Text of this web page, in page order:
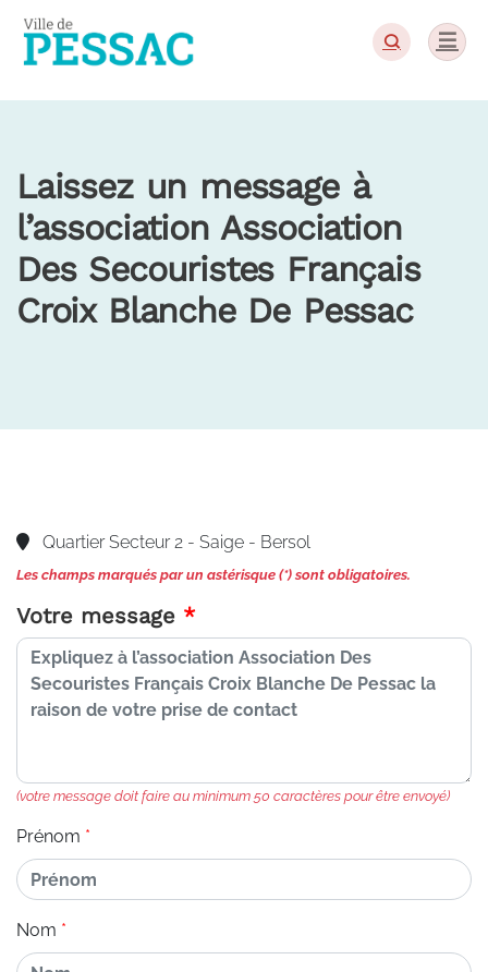
Laissez un message à
l’association Association
Des Secouristes Français
Croix Blanche De Pessac
Quartier Secteur 2 - Saige - Bersol
Les champs marqués par un astérisque (*) sont obligatoires.
Votre message
(votre message doit faire au minimum 50 caractères pour être envoyé)
Prénom
Nom
Panneau de gestion des cookies